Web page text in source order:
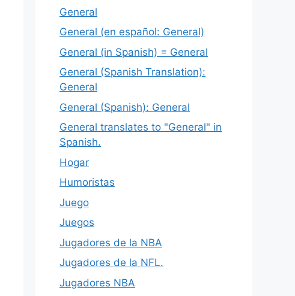
General
General (en español: General)
General (in Spanish) = General
General (Spanish Translation):
General
General (Spanish): General
General translates to "General" in
Spanish.
Hogar
Humoristas
Juego
Juegos
Jugadores de la NBA
Jugadores de la NFL.
Jugadores NBA